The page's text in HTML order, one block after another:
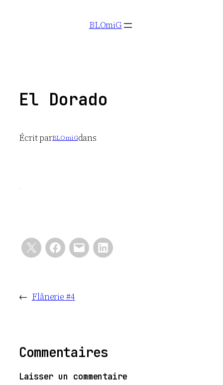
BLOmiG
El Dorado
Écrit parBLOmiGdans
← Flânerie #4
Commentaires
Laisser un commentaire